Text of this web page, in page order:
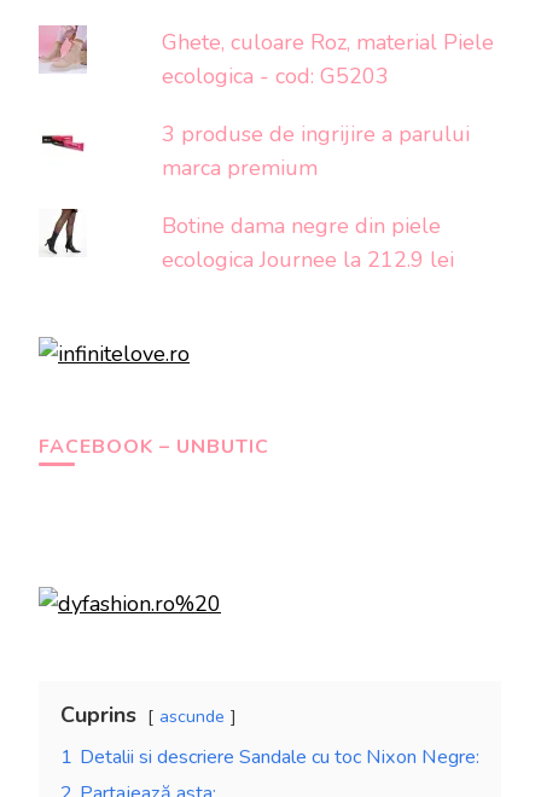
Ghete, culoare Roz, material Piele
ecologica - cod: G5203
3 produse de ingrijire a parului
marca premium
Botine dama negre din piele
ecologica Journee la 212.9 lei
FACEBOOK – UNBUTIC
Cuprins ascunde
1 Detalii si descriere Sandale cu toc Nixon Negre: